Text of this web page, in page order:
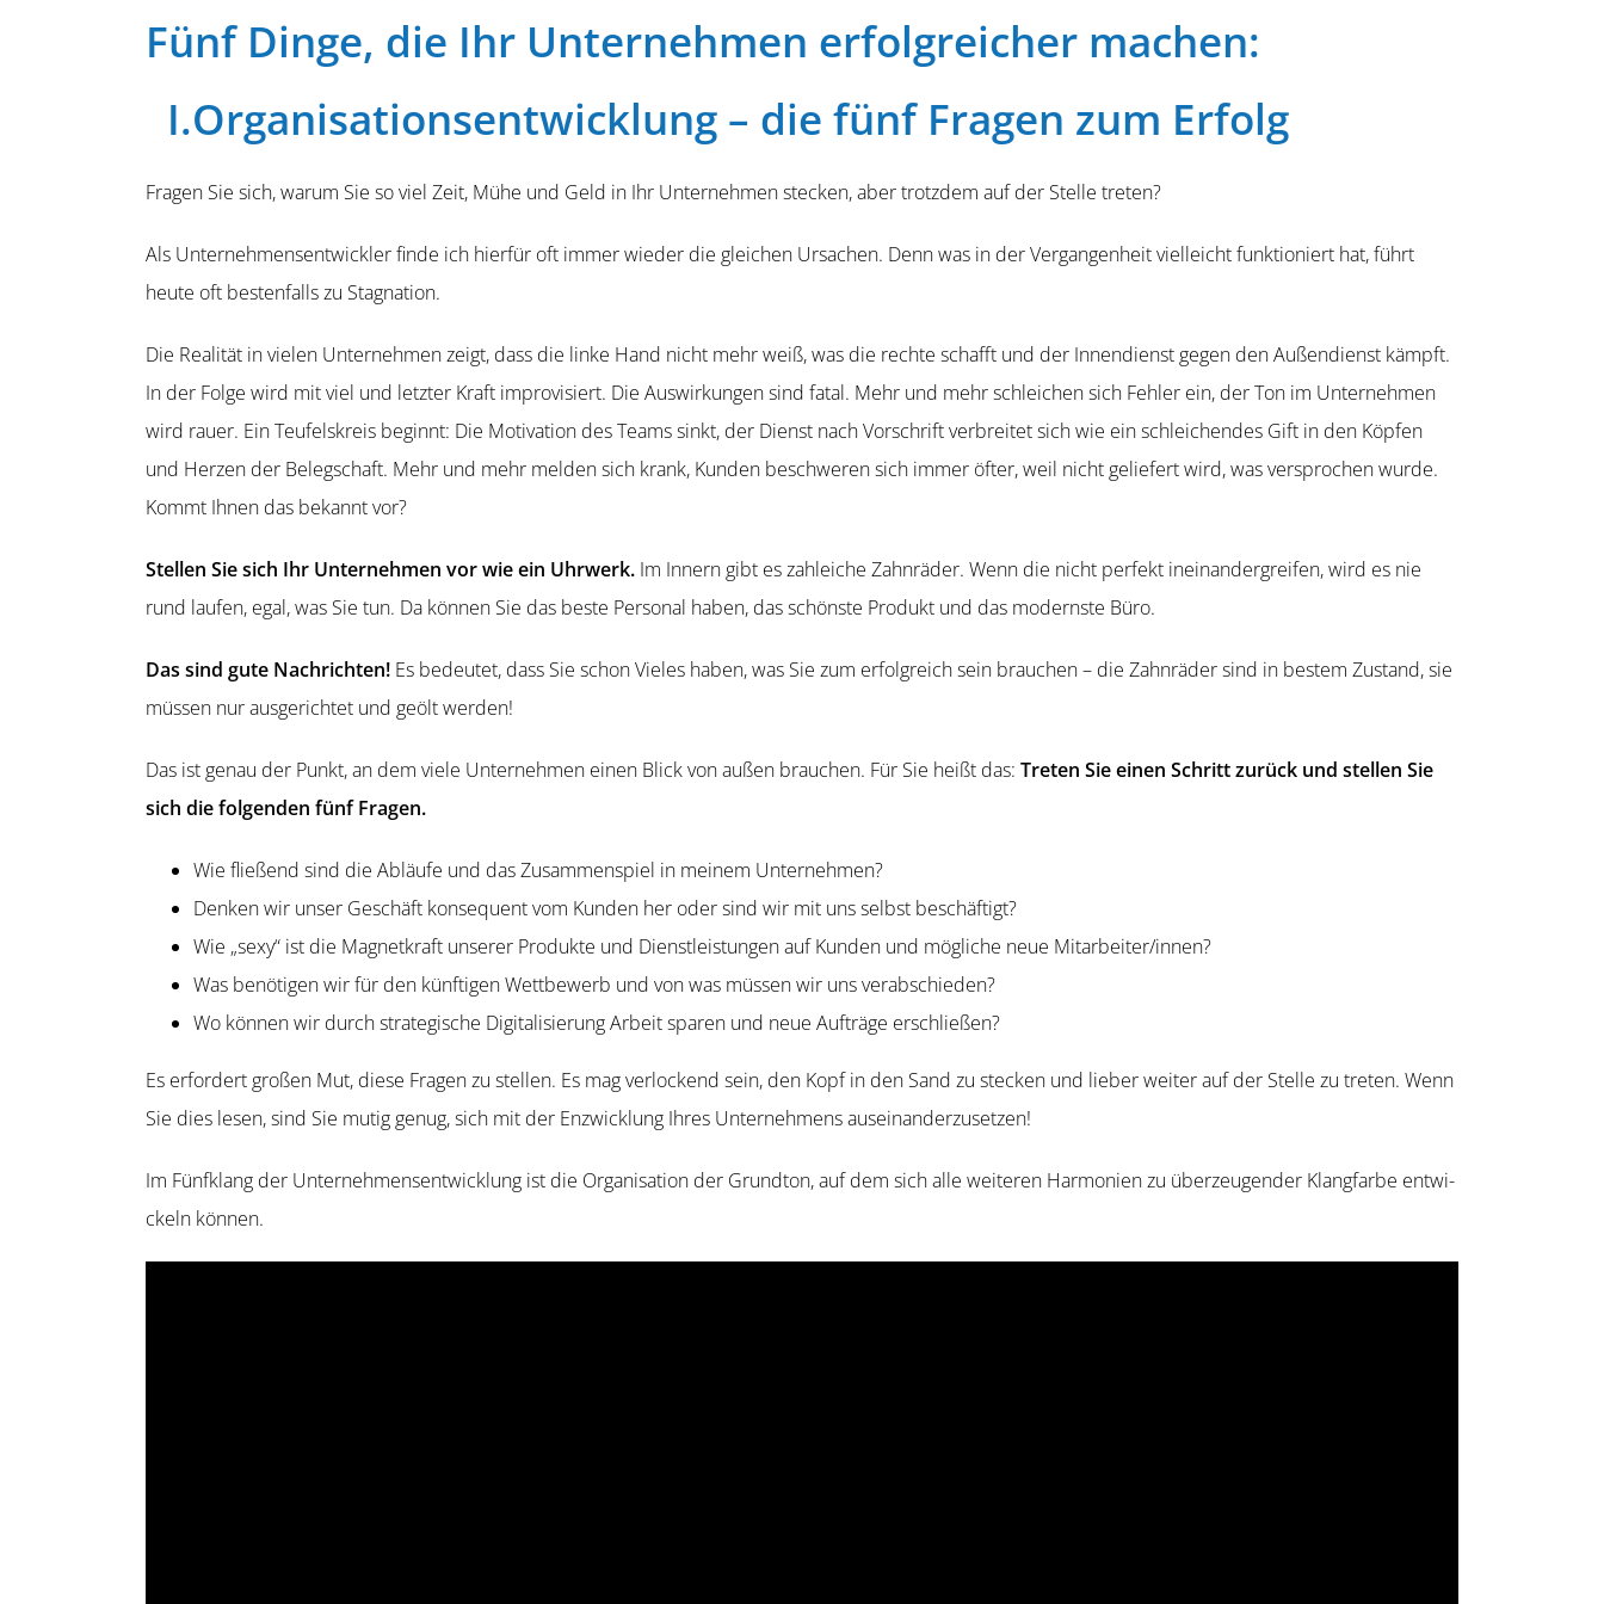
Fünf Dinge, die Ihr Unternehmen erfolg­reicher machen:
I.Organisationsentwicklung – die fünf Fragen zum Erfolg
Fragen Sie sich, warum Sie so viel Zeit, Mühe und Geld in Ihr Unternehmen stecken, aber trotzdem auf der Stelle treten?
Als Unternehmens­entwickler finde ich hierfür oft immer wieder die gleichen Ursachen. Denn was in der Vergan­genheit vielleicht funktio­niert hat, führt
heute oft besten­falls zu Stagnation.
Die Realität in vielen Unternehmen zeigt, dass die linke Hand nicht mehr weiß, was die rechte schafft und der Innen­dienst gegen den Außen­dienst kämpft.
In der Folge wird mit viel und letzter Kraft impro­vi­siert. Die Auswir­kungen sind fatal. Mehr und mehr schleichen sich Fehler ein, der Ton im Unternehmen
wird rauer. Ein Teufels­kreis beginnt: Die Motivation des Teams sinkt, der Dienst nach Vorschrift verbreitet sich wie ein schlei­chendes Gift in den Köpfen
und Herzen der Beleg­schaft. Mehr und mehr melden sich krank, Kunden beschweren sich immer öfter, weil nicht geliefert wird, was versprochen wurde.
Kommt Ihnen das bekannt vor?
Stellen Sie sich Ihr Unternehmen vor wie ein Uhrwerk. Im Innern gibt es zahleiche Zahnräder. Wenn die nicht perfekt inein­an­der­greifen, wird es nie
rund laufen, egal, was Sie tun. Da können Sie das beste Personal haben, das schönste Produkt und das modernste Büro.
Das sind gute Nachrichten! Es bedeutet, dass Sie schon Vieles haben, was Sie zum erfolg­reich sein brauchen – die Zahnräder sind in bestem Zustand, sie
müssen nur ausge­richtet und geölt werden!
Das ist genau der Punkt, an dem viele Unternehmen einen Blick von außen brauchen. Für Sie heißt das: Treten Sie einen Schritt zurück und stellen Sie
sich die folgenden fünf Fragen.
Wie fließend sind die Abläufe und das Zusam­men­spiel in meinem Unternehmen?
Denken wir unser Geschäft konse­quent vom Kunden her oder sind wir mit uns selbst beschäftigt?
Wie „sexy“ ist die Magnet­kraft unserer Produkte und Dienst­leis­tungen auf Kunden und mögliche neue Mitarbeiter/innen?
Was benötigen wir für den künftigen Wettbewerb und von was müssen wir uns verabschieden?
Wo können wir durch strate­gische Digita­li­sierung Arbeit sparen und neue Aufträge erschließen?
Es erfordert großen Mut, diese Fragen zu stellen. Es mag verlo­ckend sein, den Kopf in den Sand zu stecken und lieber weiter auf der Stelle zu treten. Wenn
Sie dies lesen, sind Sie mutig genug, sich mit der Enzwicklung Ihres Unter­nehmens auseinanderzusetzen!
Im Fünfklang der Unternehmens­entwicklung ist die Organi­sation der Grundton, auf dem sich alle weiteren Harmonien zu überzeu­gender Klang­farbe entwi­
ckeln können.